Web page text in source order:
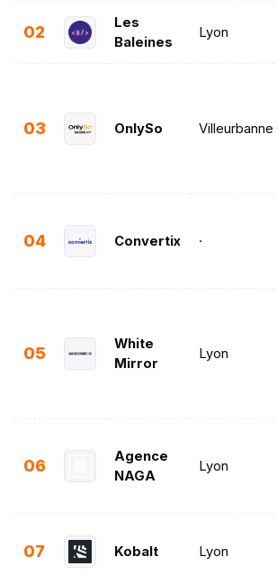
02
Les
Baleines
Lyon
03 OnlySo Villeurbanne
04 Convertix ·
05
White
Mirror
Lyon
06
Agence
NAGA
Lyon
07 Kobalt Lyon